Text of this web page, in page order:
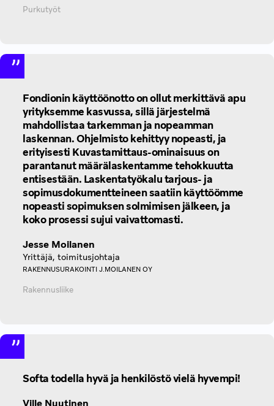
Purkutyöt
Fondionin käyttöönotto on ollut merkittävä apu
yrityksemme kasvussa, sillä järjestelmä
mahdollistaa tarkemman ja nopeamman
laskennan. Ohjelmisto kehittyy nopeasti, ja
erityisesti Kuvastamittaus-ominaisuus on
parantanut määrälaskentamme tehokkuutta
entisestään. Laskentatyökalu tarjous- ja
sopimusdokumentteineen saatiin käyttöömme
nopeasti sopimuksen solmimisen jälkeen, ja
koko prosessi sujui vaivattomasti.
Jesse Moilanen
Yrittäjä, toimitusjohtaja
RAKENNUSURAKOINTI J.MOILANEN OY
Rakennusliike
Softa todella hyvä ja henkilöstö vielä hyvempi!